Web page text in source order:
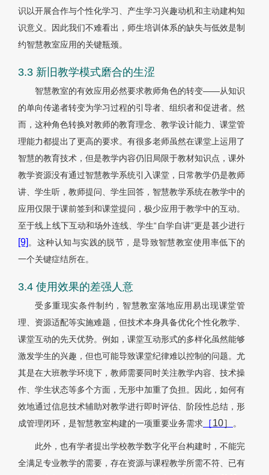
识以开展合作与个性化学习、产生学习兴趣动机和主动建构知
识意义。因此我们不难看出，师生培训体系的缺失与低效是制
约智慧教室应用的关键瓶颈。
3.3 新旧教学模式磨合的生涩
智慧教室的有效应用必然要求教师角色的转变——从知识
的单向传递者转变为学习过程的引导者、组织者和促进者。然
而，这种角色转换对教师的教育理念、教学设计能力、课堂管
理能力都提出了更高的要求。有很多老师虽然在课堂上运用了
智慧的教育技术，但是教学内容仍旧局限于教材知识点，课外
教学资源没有通过智慧教学系统引入课堂，日常教学仍是教师
讲、学生听，教师提问、学生回答，智慧教学系统在教学中的
应用仅限于课前签到和课堂提问，极少应用于教学中的互动。
至于线上线下互动和场外连线、学生“自学自讲”更是甚少进行
[9]。这种认知与实践的脱节，是导致智慧教室使用率低下的
一个关键症结所在。
3.4 使用效果的差强人意
受多重现实条件制约，智慧教室落地应用易出现课堂管
理、资源适配等实施难题，但技术本身具备优化个性化教学、
课堂互动的先天优势。例如，课堂互动形式的多样化虽然能够
激发学生的兴趣，但也可能导致课堂纪律难以控制的问题。尤
其是在大班教学环境下，教师需要同时关注教学内容、技术操
作、学生状态等多个方面，无形中加重了负担。因此，如何有
效地通过信息技术辅助对教学进行即时评估、阶段性总结，形
成管理闭环，是智慧教室构建的一项重要业务需求 ［10］ 。
此外，也有学者提出学校教学数字化平台构建时，不能完
全满足专业教学的需要，存在资源与课程教学所需不符、已有